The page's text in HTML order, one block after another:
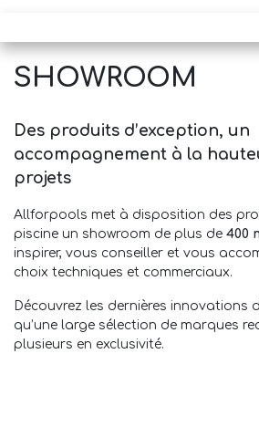
SHOWROOM
Des produits d’exception, un
accompagnement à la
projets
Allforpools met à disposition des
piscine un showroom de plus de 400
inspirer, vous conseiller et vous
choix techniques et commerciaux.
Découvrez les dernières innovations
qu’une large sélection de marques
plusieurs en exclusivité.